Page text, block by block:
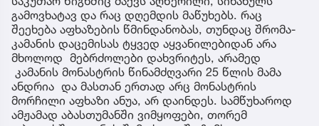
გამოვხატავ და რაც დღემდის მაწუხებს. რაც
შეეხება აფხაზების წმინდანობას, თუნდაც შრომა-
კამანის დაცემისას ტყვედ აყვანილებიდან არა
მხოლოდ მებრძოლები დახვრიტეს, არამედ
კამანის მონასტრის წინამძღვარი 25 წლის მამა
ანდრია და მასთან ერთად არც მონასტრის
მორჩილი აფხაზი ანუა, არ დაინდეს. სამწუხაროდ
ამჟამად აბასთუმანში ვიმყოფები, თორემ